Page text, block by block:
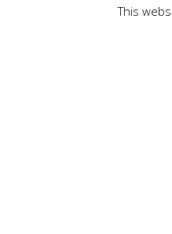
This